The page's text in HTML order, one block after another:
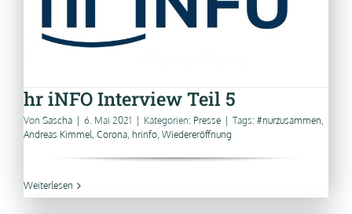
hr iNFO Interview Teil 5
Von Sascha 6. Mai 2021 Kategorien: Presse Tags: #nurzusammen,
Andreas Kimmel, Corona, hrinfo, Wiedereröffnung
Weiterlesen